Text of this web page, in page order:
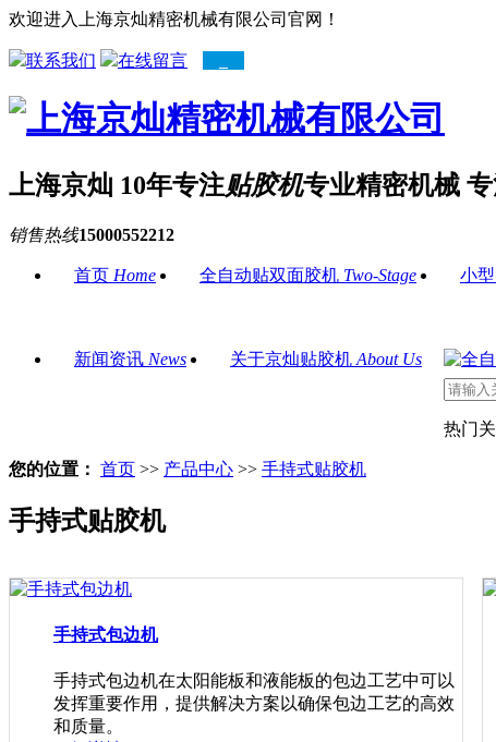
欢迎进入上海京灿精密机械有限公司官网！
联系我们 在线留言
上海京灿 10年专注贴胶机专业精密机械
销售热线15000552212
首页 Home 全自动贴双面胶机 Two-Stage 小
新闻资讯 News 关于京灿贴胶机 About Us
热门
您的位置： 首页 >> 产品中心 >> 手持式贴胶机
手持式贴胶机
手持式包边机
手持式包边机在太阳能板和液能板的包边工艺中可以
发挥重要作用，提供解决方案以确保包边工艺的高效
和质量。